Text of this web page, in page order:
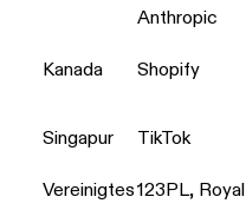
Anthropic
Kanada Shopify
Singapur TikTok
Vereinigtes123PL, Royal